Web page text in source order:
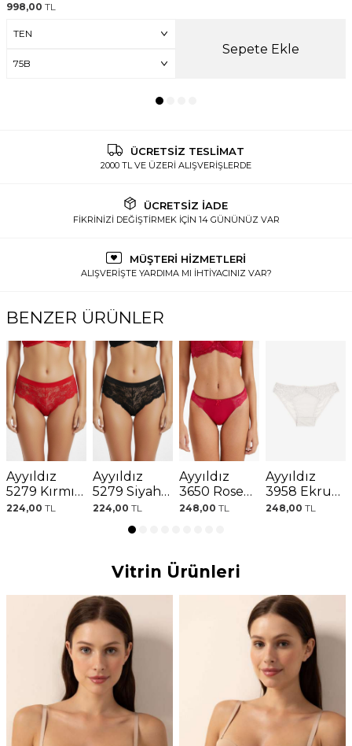
998,00 TL
Sepete Ekle
ÜCRETSİZ TESLİMAT
2000 TL VE ÜZERİ ALIŞVERİŞLERDE
ÜCRETSİZ İADE
FİKRİNİZİ DEĞİŞTİRMEK İÇİN 14 GÜNÜNÜZ VAR
MÜŞTERİ HİZMETLERİ
ALIŞVERİŞTE YARDIMA MI İHTİYACINIZ VAR?
BENZER ÜRÜNLER
Ayyıldız
5279 Kırmızı
Dantelli
224,00 TL
Ayyıldız
5279 Siyah
Dantelli
224,00 TL
Ayyıldız
3650 Rose
Külot
248,00 TL
Ayyıldız
3958 Ekru
Külot
248,00 TL
Vitrin Ürünleri